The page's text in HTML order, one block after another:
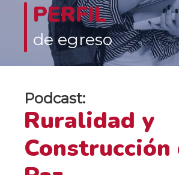
PERFIL
de egreso
Podcast:
Ruralidad y
Construcción